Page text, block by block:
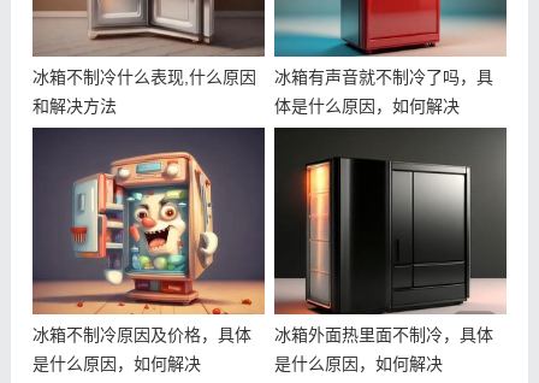
冰箱不制冷什么表现,什么原因
和解决方法
冰箱有声音就不制冷了吗，具
体是什么原因，如何解决
冰箱不制冷原因及价格，具体
是什么原因，如何解决
冰箱外面热里面不制冷，具体
是什么原因，如何解决